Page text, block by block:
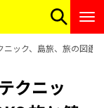
ック、島旅、旅の図鑑
クニッ